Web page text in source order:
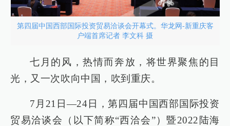
第四届中国西部国际投资贸易洽谈会开幕式。华龙网-新重庆客
户端首席记者 李文科 摄
七月的风，热情而奔放，将世界聚焦的目
光，又一次吹向中国，吹到重庆。
7月21日—24日，第四届中国西部国际投资
贸易洽谈会（以下简称“西洽会”）暨2022陆海